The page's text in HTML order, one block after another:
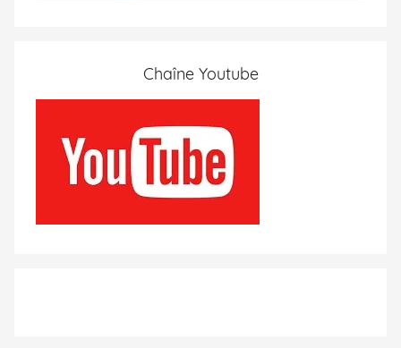
Chaîne Youtube